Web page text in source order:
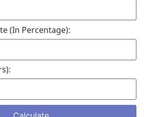
(in Percentage):